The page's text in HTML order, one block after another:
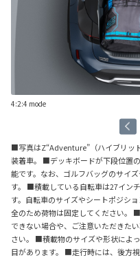
4:2:4 mode
■写真はZ“Adventure”（ハイブリッ
装着車。 ■デッキボードが下段位置
能です。なお、ゴルフバッグのサイ
す。 ■積載している自転車は27イン
す。自転車のサイズやシートポジシ
全のため荷物は固定してください。
できない場合や、ご注意いただきた
さい。 ■積載物のサイズや形状によ
目があります。 ■走行時には、後方